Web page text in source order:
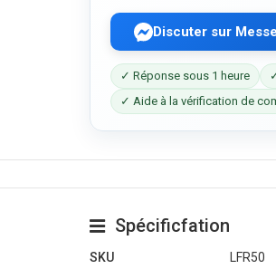
Discuter sur
✓ Réponse sous 1 heure
✓ Aide à la vérification de
Spécificfation
SKU
LFR50